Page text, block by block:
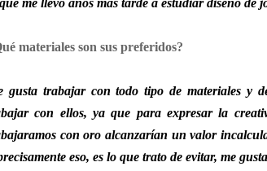
me llevó años más tarde a estudiar diseño de
materiales son sus preferidos?
gusta trabajar con todo tipo de materiales y
con ellos, ya que para expresar la
con oro alcanzarían un valor
eso, es lo que trato de evitar, me